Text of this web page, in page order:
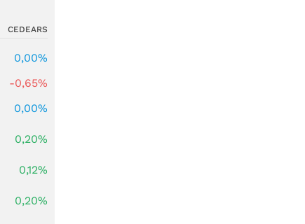
CEDEARS
0,00%
-0,65%
0,00%
0,20%
0,12%
0,20%